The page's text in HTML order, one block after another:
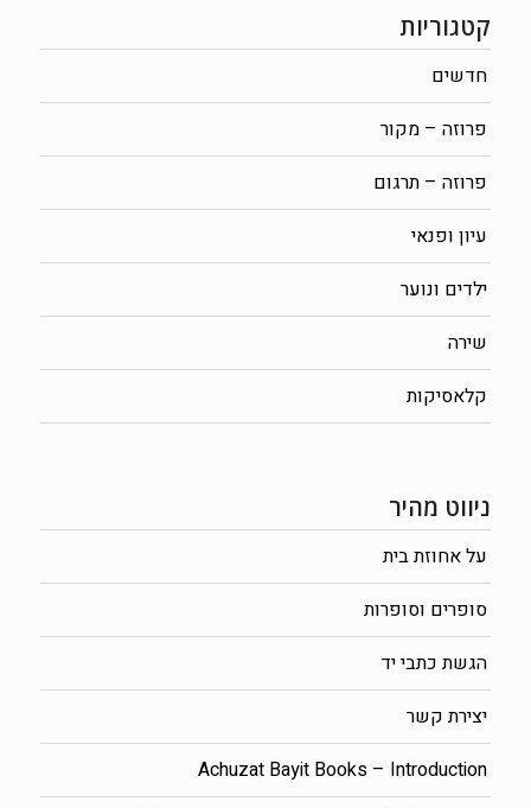
קטגוריות
חדשים
פרוזה – מקור
פרוזה – תרגום
עיון ופנאי
ילדים ונוער
שירה
קלאסיקות
ניווט מהיר
על אחוזת בית
סופרים וסופרות
הגשת כתבי יד
יצירת קשר
Achuzat Bayit Books – Introduction